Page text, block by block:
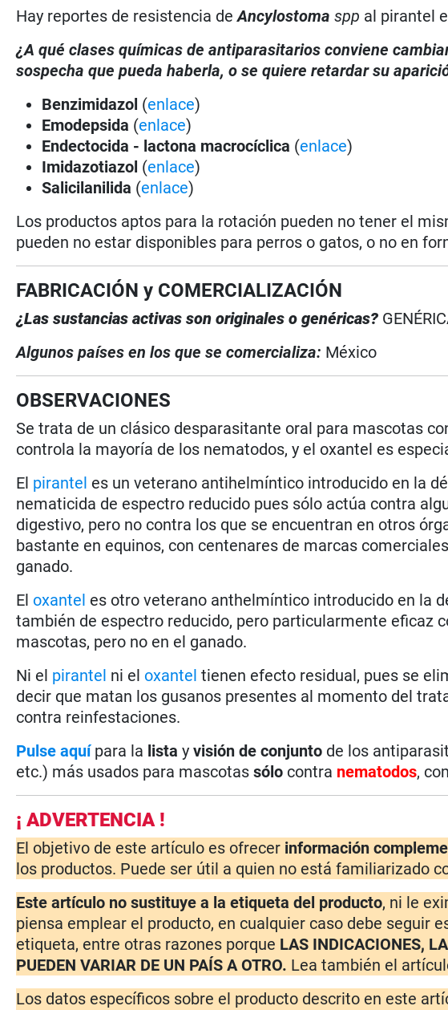
Hay reportes de resistencia deAncylostoma spp al pirantel
¿A qué clases químicas de antiparasitarios conviene
sospecha que pueda haberla, o se quiere retardar su
Benzimidazol (enlace)
Emodepsida (enlace)
Endectocida - lactona macrocíclica (enlace)
Imidazotiazol (enlace)
Salicilanilida (enlace)
Los productos aptos para la rotación pueden no tener el
pueden no estar disponibles para perros o gatos, o no en
FABRICACIÓN y COMERCIALIZACIÓN
¿Las sustancias activas son originales o genéricas?
Algunos países en los que se comercializa: México
OBSERVACIONES
Se trata de un clásico desparasitante oral para mascotas
controla la mayoría de los nematodos, y el oxantel es
El pirantel es un veterano antihelmíntico introducido en la
nematicida de espectro reducido pues sólo actúa contra
digestivo, pero no contra los que se encuentran en otros
bastante en equinos, con centenares de marcas
ganado.
Eloxantel es otro veterano anthelmíntico introducido en la
también de espectro reducido, pero particularmente eficaz
mascotas, pero no en el ganado.
Ni el pirantel ni eloxantel tienen efecto residual, pues se
decir que matan los gusanos presentes al momento del
contra reinfestaciones.
Pulse aquípara la lista yvisión de conjunto de los
etc.) más usados para mascotassólo contra nematodos,
¡ ADVERTENCIA !
El objetivo de este artículo es ofrecer información
los productos. Puede ser útil a quien no está familiarizado
Este artículo no sustituye a la etiqueta del producto, ni le
piensa emplear el producto, en cualquier caso debe seguir
etiqueta, entre otras razones porque LAS INDICACIONES,
PUEDEN VARIAR DE UN PAÍS A OTRO. Lea también el
Los datos específicos sobre el producto descrito en este